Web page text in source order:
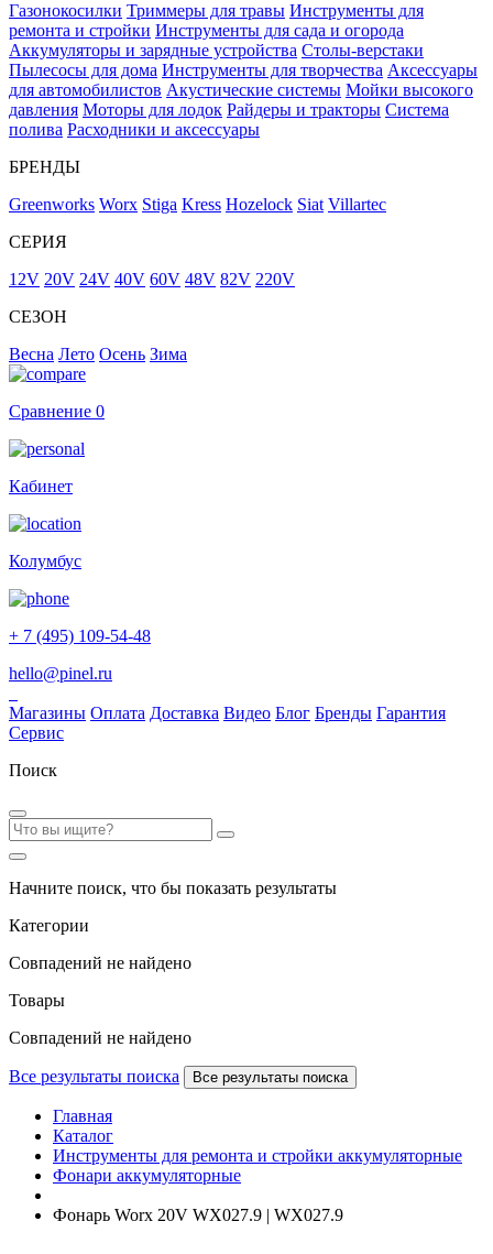
Газонокосилки Триммеры для травы Инструменты для
ремонта и стройки Инструменты для сада и огорода
Аккумуляторы и зарядные устройства Столы-верстаки
Пылесосы для дома Инструменты для творчества Аксессуары
для автомобилистов Акустические системы Мойки высокого
давления Моторы для лодок Райдеры и тракторы Система
полива Расходники и аксессуары
БРЕНДЫ
Greenworks Worx Stiga Kress Hozelock Siat Villartec
СЕРИЯ
12V 20V 24V 40V 60V 48V 82V 220V
СЕЗОН
Весна Лето Осень Зима
Сравнение 0
Кабинет
Колумбус
+ 7 (495) 109-54-48
hello@pinel.ru
Магазины Оплата Доставка Видео Блог Бренды Гарантия
Сервис
Поиск
Начните поиск, что бы показать результаты
Категории
Совпадений не найдено
Товары
Совпадений не найдено
Все результаты поиска Все результаты поиска
Главная
Каталог
Инструменты для ремонта и стройки аккумуляторные
Фонари аккумуляторные
Фонарь Worx 20V WX027.9 | WX027.9